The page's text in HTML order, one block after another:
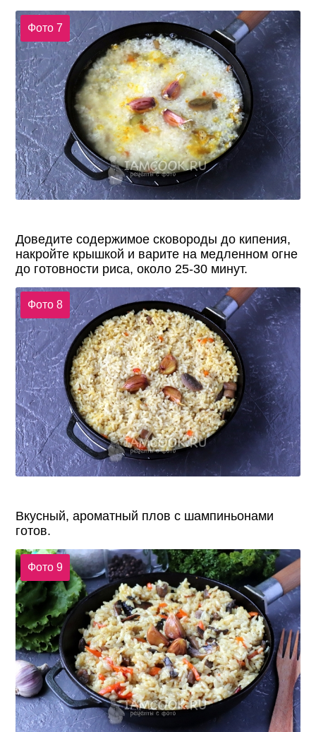
Фото 7
Доведите содержимое сковороды до кипения,
накройте крышкой и варите на медленном огне
до готовности риса, около 25-30 минут.
Фото 8
Вкусный, ароматный плов с шампиньонами
готов.
Фото 9